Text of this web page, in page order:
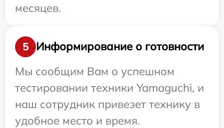
месяцев.
5
Информирование о готовности
Мы сообщим Вам о успешном
тестировании техники Yamaguchi, и
наш сотрудник привезет технику в
удобное место и время.